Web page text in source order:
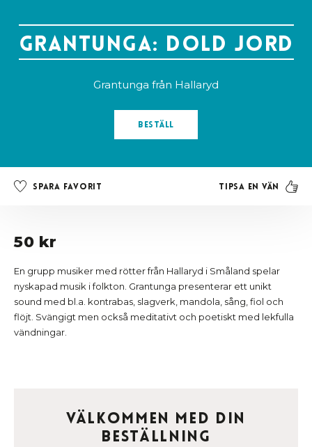
Grantunga: Dold jord
Grantunga från Hallaryd
Beställ
Spara favorit Tipsa en vän
50 kr
En grupp musiker med rötter från Hallaryd i Småland spelar
nyskapad musik i folkton. Grantunga presenterar ett unikt
sound med bl.a. kontrabas, slagverk, mandola, sång, fiol och
flöjt. Svängigt men också meditativt och poetiskt med lekfulla
vändningar.
Välkommen med din
beställning